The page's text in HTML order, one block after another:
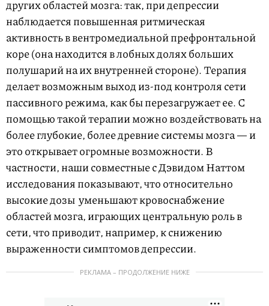
других областей мозга: так, при депрессии
наблюдается повышенная ритмическая
активность в вентромедиальной префронтальной
коре (она находится в лобных долях больших
полушарий на их внутренней стороне). Терапия
делает возможным выход из-под контроля сети
пассивного режима, как бы перезагружает ее. С
помощью такой терапии можно воздействовать на
более глубокие, более древние системы мозга — и
это открывает огромные возможности. В
частности, наши совместные с Дэвидом Наттом
исследования показывают, что относительно
высокие дозы уменьшают кровоснабжение
областей мозга, играющих центральную роль в
сети, что приводит, например, к снижению
выраженности симптомов депрессии.
РЕКЛАМА – ПРОДОЛЖЕНИЕ НИЖЕ